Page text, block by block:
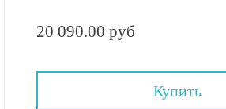
20 090.00 руб
Купить